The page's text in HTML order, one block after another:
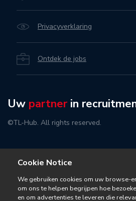
Privacyverklaring
Ontdek de jobs
Uw partner in
©TL-Hub. All rights reserved.
Cookie Notice
We gebruiken cookies om uw browse-
om ons te helpen begrijpen hoe
en om advertenties te leveren die